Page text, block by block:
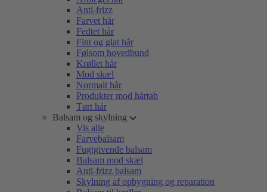
Anti-frizz
Farvet hår
Fedtet hår
Fint og glat hår
Følsom hovedbund
Krøllet hår
Mod skæl
Normalt hår
Produkter mod hårtab
Tørt hår
Balsam og skylning
Vis alle
Farvebalsam
Fugtgivende balsam
Balsam mod skæl
Anti-frizz balsam
Skylning af opbygning og reparation